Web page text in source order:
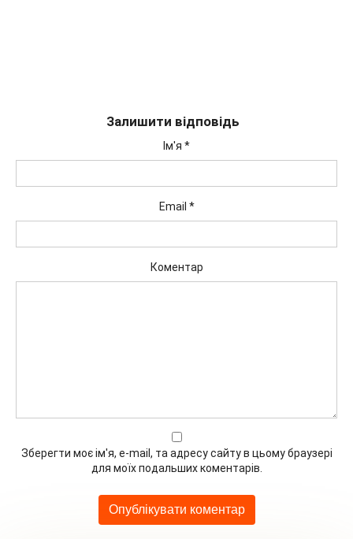
Залишити відповідь
Ім'я *
Email *
Коментар
Зберегти моє ім'я, e-mail, та адресу сайту в цьому браузері
для моїх подальших коментарів.